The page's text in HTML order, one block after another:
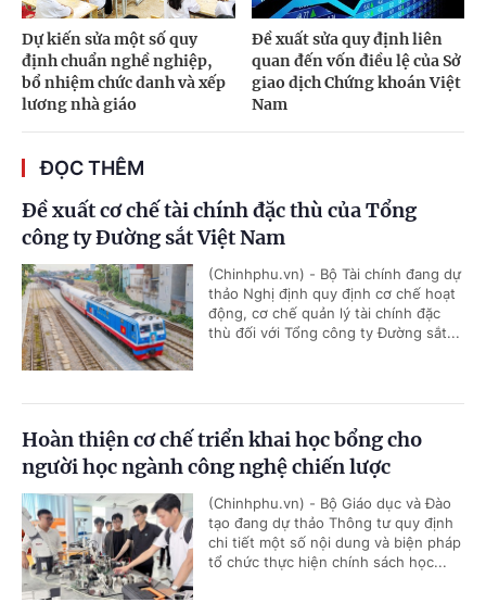
Dự kiến sửa một số quy
định chuẩn nghề nghiệp,
bổ nhiệm chức danh và xếp
lương nhà giáo
Đề xuất sửa quy định liên
quan đến vốn điều lệ của Sở
giao dịch Chứng khoán Việt
Nam
ĐỌC THÊM
Đề xuất cơ chế tài chính đặc thù của Tổng
công ty Đường sắt Việt Nam
(Chinhphu.vn) - Bộ Tài chính đang dự
thảo Nghị định quy định cơ chế hoạt
động, cơ chế quản lý tài chính đặc
thù đối với Tổng công ty Đường sắt...
Hoàn thiện cơ chế triển khai học bổng cho
người học ngành công nghệ chiến lược
(Chinhphu.vn) - Bộ Giáo dục và Đào
tạo đang dự thảo Thông tư quy định
chi tiết một số nội dung và biện pháp
tổ chức thực hiện chính sách học...